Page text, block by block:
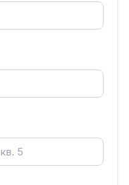
на предмет соблюдения
языке Российской
меры по привлечению
в установленный
08.08.2026